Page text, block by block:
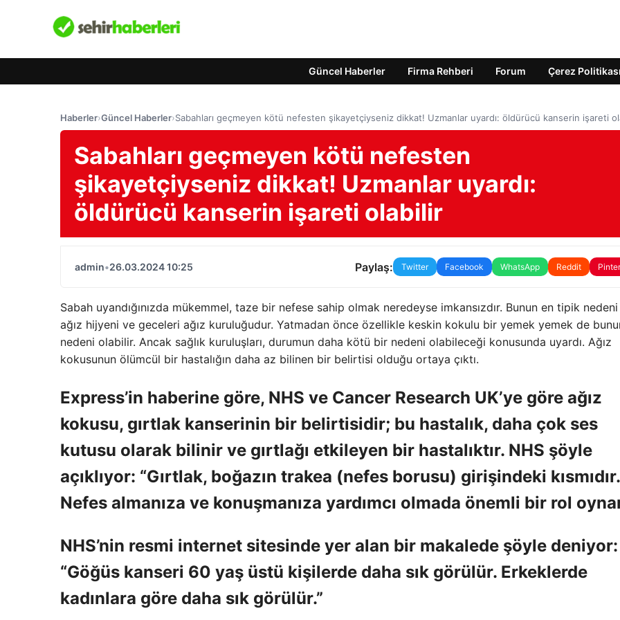
Güncel Haberler Firma Rehberi Forum Çerez Politikası
Haberler›Güncel Haberler›Sabahları geçmeyen kötü nefesten şikayetçiyseniz dikkat! Uzmanlar uyardı: öldürücü kanserin işareti
Sabahları geçmeyen kötü nefesten
şikayetçiyseniz dikkat! Uzmanlar uyardı:
öldürücü kanserin işareti olabilir
admin•26.03.2024 10:25 Paylaş: Twitter Facebook WhatsApp Reddit
Sabah uyandığınızda mükemmel, taze bir nefese sahip olmak neredeyse imkansızdır. Bunun en tipik
ağız hijyeni ve geceleri ağız kuruluğudur. Yatmadan önce özellikle keskin kokulu bir yemek yemek de
nedeni olabilir. Ancak sağlık kuruluşları, durumun daha kötü bir nedeni olabileceği konusunda uyardı. Ağız
kokusunun ölümcül bir hastalığın daha az bilinen bir belirtisi olduğu ortaya çıktı.
Express’in haberine göre, NHS ve Cancer Research UK’ye göre ağız
kokusu, gırtlak kanserinin bir belirtisidir; bu hastalık, daha çok ses
kutusu olarak bilinir ve gırtlağı etkileyen bir hastalıktır. NHS şöyle
açıklıyor: “Gırtlak, boğazın trakea (nefes borusu) girişindeki kısmıdır.
Nefes almanıza ve konuşmanıza yardımcı olmada önemli bir rol
NHS’nin resmi internet sitesinde yer alan bir makalede şöyle deniyor:
“Göğüs kanseri 60 yaş üstü kişilerde daha sık görülür. Erkeklerde
kadınlara göre daha sık görülür.”